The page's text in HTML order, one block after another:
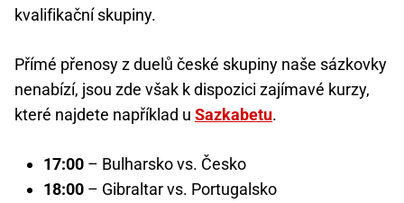
kvalifikační skupiny.
Přímé přenosy z duelů české skupiny naše sázkovky
nenabízí, jsou zde však k dispozici zajímavé kurzy,
které najdete například u Sazkabetu.
17:00 – Bulharsko vs. Česko
18:00 – Gibraltar vs. Portugalsko